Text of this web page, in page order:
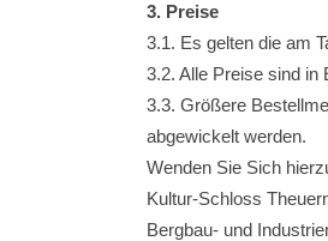
3. Preise
3.1. Es gelten die am
3.2. Alle Preise sind in
3.3. Größere
abgewickelt werden.
Wenden Sie Sich
Kultur-Schloss
Bergbau- und